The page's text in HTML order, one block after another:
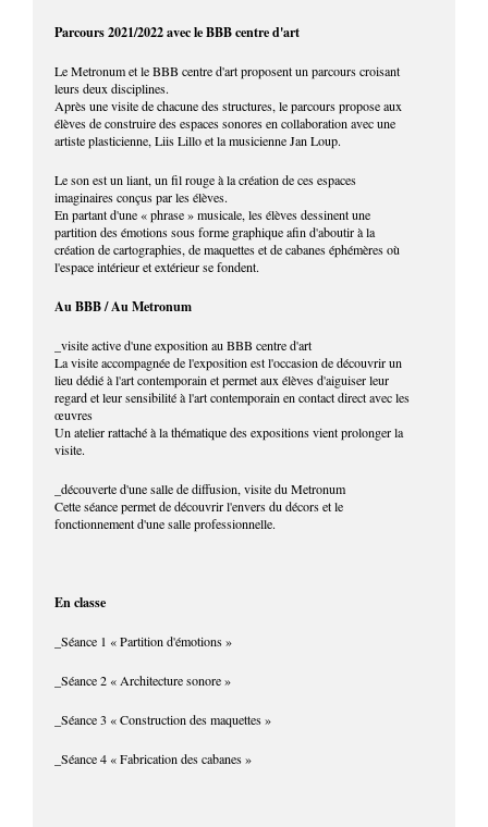
Parcours 2021/2022 avec le BBB centre d'art
Le Metronum et le BBB centre d'art proposent un parcours croisant
leurs deux disciplines.
Après une visite de chacune des structures, le parcours propose aux
élèves de construire des espaces sonores en collaboration avec une
artiste plasticienne, Liis Lillo et la musicienne Jan Loup.
Le son est un liant, un fil rouge à la création de ces espaces
imaginaires conçus par les élèves.
En partant d'une « phrase » musicale, les élèves dessinent une
partition des émotions sous forme graphique afin d'aboutir à la
création de cartographies, de maquettes et de cabanes éphémères où
l'espace intérieur et extérieur se fondent.
Au BBB / Au Metronum
_visite active d'une exposition au BBB centre d'art
La visite accompagnée de l'exposition est l'occasion de découvrir un
lieu dédié à l'art contemporain et permet aux élèves d'aiguiser leur
regard et leur sensibilité à l'art contemporain en contact direct avec les
œuvres
Un atelier rattaché à la thématique des expositions vient prolonger la
visite.
_découverte d'une salle de diffusion, visite du Metronum
Cette séance permet de découvrir l'envers du décors et le
fonctionnement d'une salle professionnelle.
En classe
_Séance 1 « Partition d'émotions »
_Séance 2 « Architecture sonore »
_Séance 3 « Construction des maquettes »
_Séance 4 « Fabrication des cabanes »